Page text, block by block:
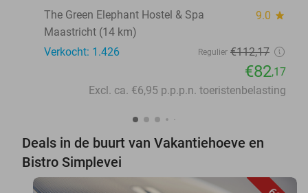
The Green Elephant Hostel & Spa
9.0 star
Maastricht (14 km)
Verkocht: 1.426
Regulier €112,17
€82,17
Excl. ca. €6,95 p.p.p.n. toeristenbelasting
Deals in de buurt van Vakantiehoeve en
Bistro Simplevei